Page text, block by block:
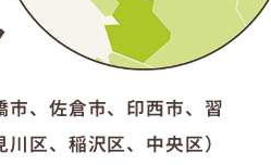
市、佐倉市、印西市、習
区、稲沢区、中央区）